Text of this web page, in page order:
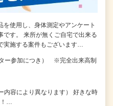
を使用し、身体測定やアンケート
です。 来所が無くご自宅で出来る
実施する案件もございます…
ー参加につき） ※完全出来高制
内容により異なります） 好きな時
！…